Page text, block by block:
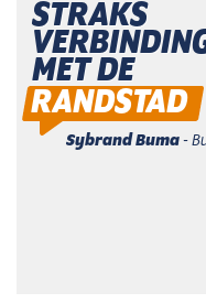
STRAKS
MET DE
RANDSTAD
Sybrand Buma-